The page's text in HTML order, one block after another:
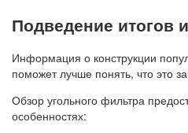
Подведение итогов
Информация о конструкции
поможет лучше понять, что это
Обзор угольного фильтра
особенностях: